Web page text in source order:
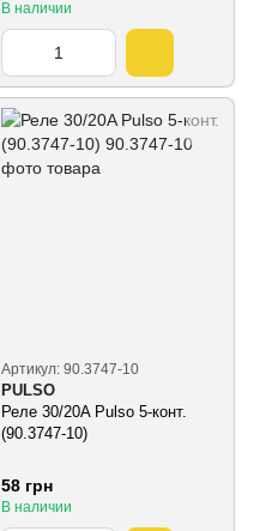
В наличии
Артикул: 90.3747-10
PULSO
Реле 30/20A Pulso 5-конт.
(90.3747-10)
58 грн
В наличии